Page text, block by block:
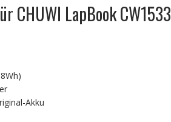
CHUWI LapBook CW1533
Akku